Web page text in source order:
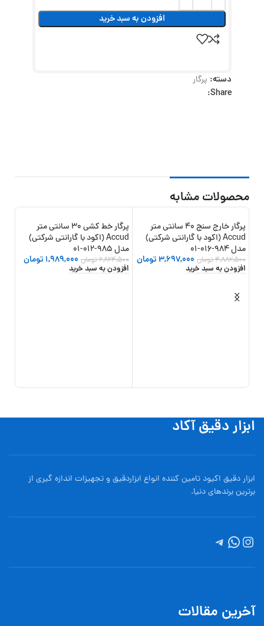
افزودن به سبد خرید
دسته: پرگار
Share:
محصولات مشابه
-24%
جدید
پرگار خارج سنج 40 سانتی متر
Accud (اکود با گارانتی شرکتی)
مدل 984-016-01
4,882,500تومان 3,697,000تومان
افزودن به سبد خرید
-30%
پرگار خط کشی 30 سانتی متر
Accud (اکود با گارانتی شرکتی)
مدل 985-012-01
2,824,500تومان 1,989,000 تومان
افزودن به سبد خرید
ابزار دقیق آکاد
ابزار دقیق اکیود تامین کننده انواع ابزاردقيق و تجهيزات اندازه گیری از
برترین برندهای دنیا.
آخرین مقالات